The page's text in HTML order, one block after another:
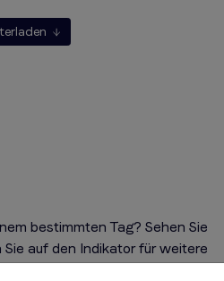
bestimmten Tag? Sehen Sie
auf den Indikator für weitere
Sie den Sprecher über